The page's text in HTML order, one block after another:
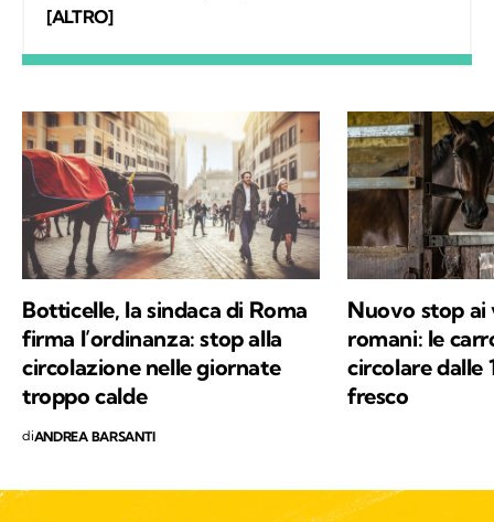
un lavoro attraverso cui provo a fare la
libero tanti libri, qualche viaggio e una
continua scoperta di ciò che mi circonda.
[ALTRO]
Botticelle, la sindaca di Roma
firma l’ordinanza: stop alla
circolazione nelle giornate
troppo calde
diANDREA BARSANTI
Nuovo stop
romani: le
circolare dalle
fresco